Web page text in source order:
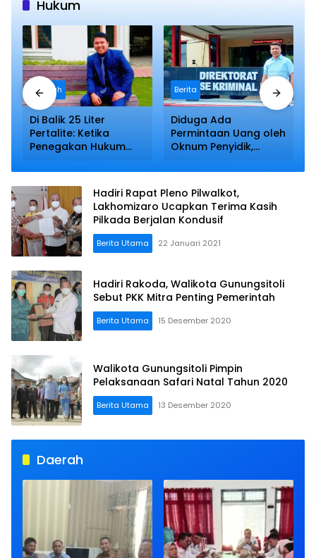
Hukum
Daerah
Di Balik 25 Liter
Pertalite: Ketika
Penegakan Hukum
Realitas Kemiskinan
Berita
Diduga Ada
Permintaan Uang oleh
Oknum Penyidik,
Pinang Mandek
Berbulan-bulan
Hadiri Rapat Pleno Pilwalkot,
Lakhomizaro Ucapkan Terima Kasih
Pilkada Berjalan Kondusif
Berita Utama 22 Januari 2021
Hadiri Rakoda, Walikota Gunungsitoli
Sebut PKK Mitra Penting Pemerintah
Berita Utama 15 Desember 2020
Walikota Gunungsitoli Pimpin
Pelaksanaan Safari Natal Tahun 2020
Berita Utama 13 Desember 2020
Daerah